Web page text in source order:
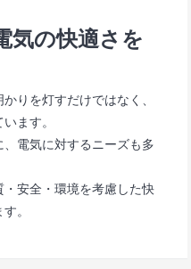
気の快適さを
りを灯すだけではなく、
ます。
電気に対するニーズも多
安全・環境を考慮した快
。